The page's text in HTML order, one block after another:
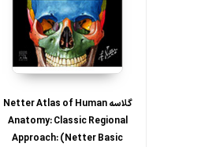
گلاسه Netter Atlas of Human
Anatomy: Classic Regional
Approach: (Netter Basic